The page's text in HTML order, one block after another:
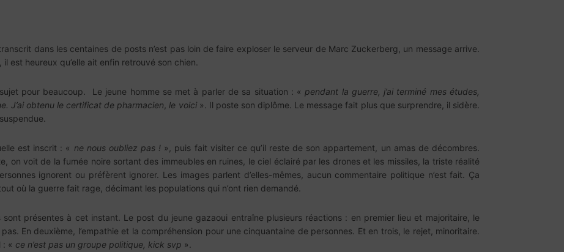
dans les centaines de posts n’est pas loin de faire exploser le serveur de Marc Zuckerberg, un message arrive.
est heureux qu’elle ait enfin retrouvé son chien.
pour beaucoup. Le jeune homme se met à parler de sa situation : « pendant la guerre, j’ai terminé mes études,
J’ai obtenu le certificat de pharmacien le voici». Il poste son diplôme. Le message fait plus que surprendre, il sidère.
est inscrit : « ne nous oubliez pas ! », puis fait visiter ce qu’il reste de son appartement, un amas de décombres.
on voit de la fumée noire sortant des immeubles en ruines, le ciel éclairé par les drones et les missiles, la triste réalité
ignorent ou préfèrent ignorer. Les images parlent d’elles-mêmes, aucun commentaire politique n’est fait. Ça
où la guerre fait rage, décimant les populations qui n’ont rien demandé.
présentes à cet instant. Le post du jeune gazaoui entraîne plusieurs réactions : en premier lieu et majoritaire, le
En deuxième, l’empathie et la compréhension pour une cinquantaine de personnes. Et en trois, le rejet, minoritaire.
: « ce n’est pas un groupe politique, kick svp ».